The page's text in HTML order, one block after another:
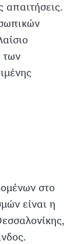
απαιτήσεις.
των
στο
είναι η